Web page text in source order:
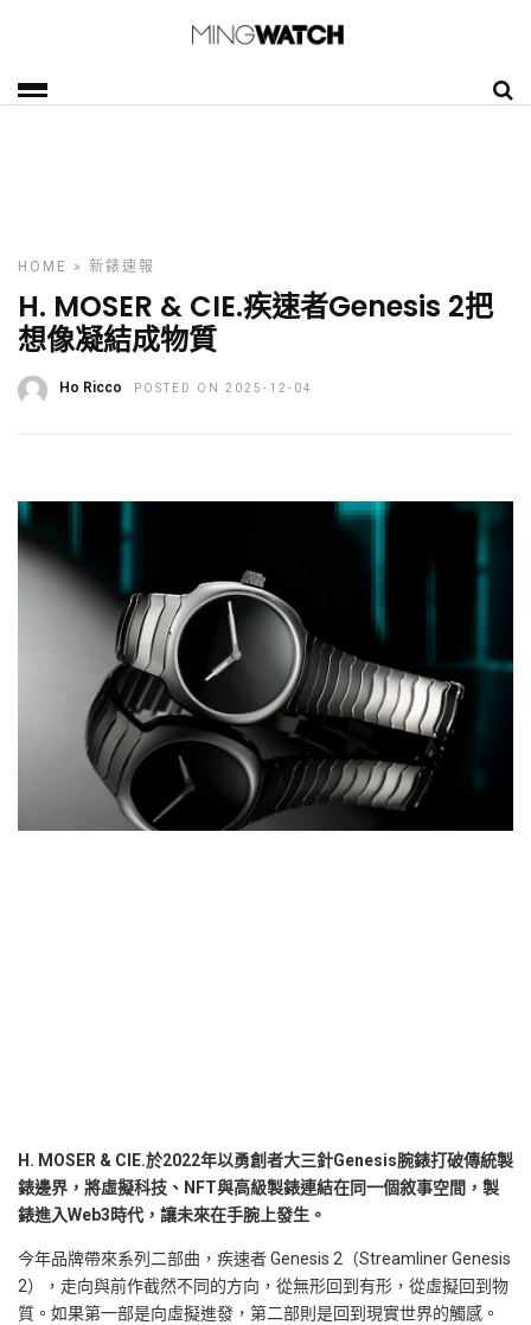
HOME » 新錶速報
H. MOSER & CIE.疾速者Genesis 2把
想像凝結成物質
Ho Ricco POSTED ON 2025-12-04
H. MOSER & CIE.於2022年以勇創者大三針Genesis腕錶打破傳統製
錶邊界，將虛擬科技、NFT與高級製錶連結在同一個敘事空間，製
錶進入Web3時代，讓未來在手腕上發生。
今年品牌帶來系列二部曲，疾速者 Genesis 2（Streamliner Genesis
2），走向與前作截然不同的方向，從無形回到有形，從虛擬回到物
質。如果第一部是向虛擬進發，第二部則是回到現實世界的觸感。